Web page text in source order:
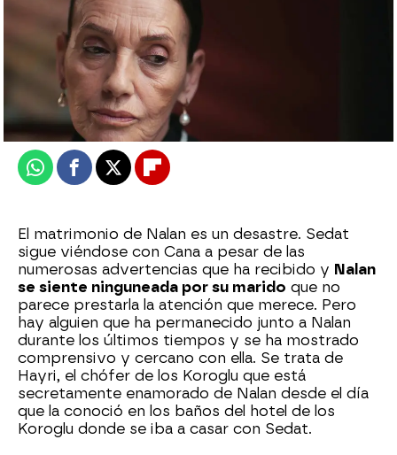
Nova
Publicado:30 de diciembre de 2024, 23:00
WhatsappFacebook
X Flipboard
El matrimonio de Nalan es un desastre. Sedat
sigue viéndose con Cana a pesar de las
numerosas advertencias que ha recibido y Nalan
se siente ninguneada por su marido que no
parece prestarla la atención que merece. Pero
hay alguien que ha permanecido junto a Nalan
durante los últimos tiempos y se ha mostrado
comprensivo y cercano con ella. Se trata de
Hayri, el chófer de los Koroglu que está
secretamente enamorado de Nalan desde el día
que la conoció en los baños del hotel de los
Koroglu donde se iba a casar con Sedat.